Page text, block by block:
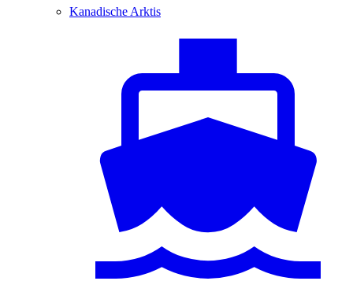
Kanadische Arktis